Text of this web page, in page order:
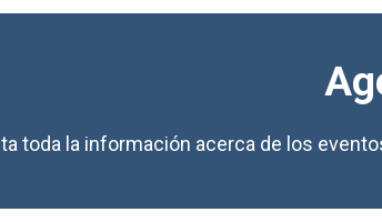
toda la información acerca de los